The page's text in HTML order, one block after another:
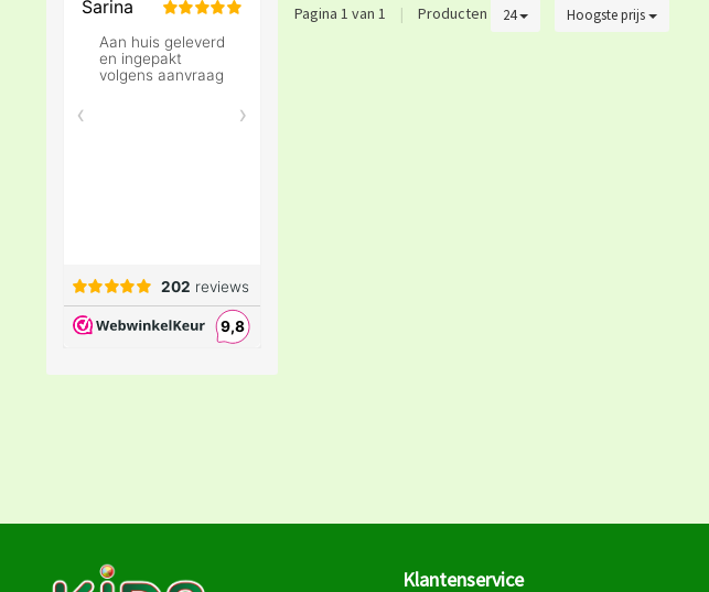
Pagina 1 van 1 | Producten 24 Hoogste prijs
Klantenservice